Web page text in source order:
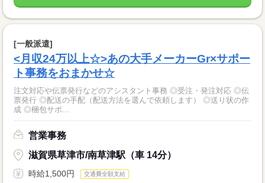
[一般派遣]
<月収24万以上☆>あの大手メーカーGr×サポー
ト事務をおまかせ☆
注文対応や伝票発行などのアシスタント事務 ◎受注・発注対応 ◎伝
票発行 ◎配送の手配（配送方法を選んで依頼します） ◎送り状の作
成 ◎梱包サポ...
営業事務
滋賀県草津市/南草津駅（車 14分）
時給1,500円 交通費全額支給